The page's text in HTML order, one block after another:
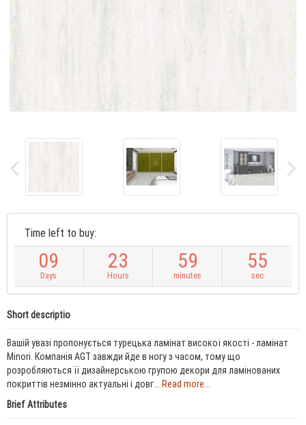
Time left to buy:
09
Days
23
Hours
59
minutes
54
sec
Short descriptio
Вашій увазі пропонується турецька ламінат високої якості - ламінат
Minori. Компанія AGT завжди йде в ногу з часом, тому що
розробляються її дизайнерською групою декори для ламінованих
покриттів незмінно актуальні і довг... Read more...
Brief Attributes